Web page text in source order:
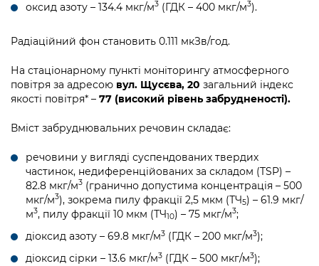
оксид азоту – 134.4 мкг/м3 (ГДК – 400 мкг/м3).
Радіаційний фон становить 0.111 мкЗв/год.
На стаціонарному пункті моніторингу атмосферного
повітря за адресою вул. Щусєва, 20 загальний індекс
якості повітря* – 77 (високий рівень забрудненості).
Вміст забруднювальних речовин складає:
речовини у вигляді суспендованих твердих
частинок, недиференційованих за складом (TSP) –
82.8 мкг/м3 (гранично допустима концентрація – 500
мкг/м3), зокрема пилу фракції 2,5 мкм (ТЧ5) – 61.9 мкг/
м3, пилу фракції 10 мкм (ТЧ10) – 75 мкг/м3;
діоксид азоту – 69.8 мкг/м3 (ГДК – 200 мкг/м3);
діоксид сірки – 13.6 мкг/м3 (ГДК – 500 мкг/м3);